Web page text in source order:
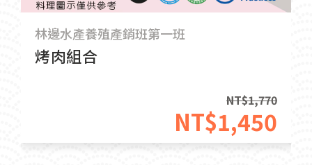
林邊水產養殖產銷班第一班
烤肉組合
NT$1,770
NT$1,450